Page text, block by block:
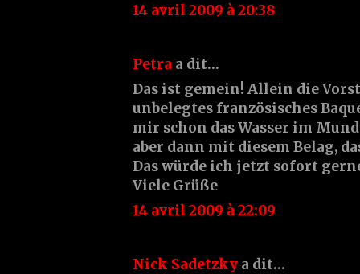
14 avril 2009 à 20:38
Petra a dit…
Das ist gemein! Allein die
unbelegtes französisches
mir schon das Wasser im
aber dann mit diesem Belag,
Das würde ich jetzt sofort
Viele Grüße
14 avril 2009 à 22:09
Nick Sadetzky a dit…